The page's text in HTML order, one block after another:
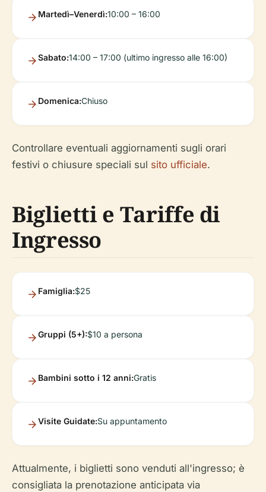
Martedì–Venerdì:10:00 – 16:00
Sabato:14:00 – 17:00 (ultimo ingresso alle 16:00)
Domenica:Chiuso
Controllare eventuali aggiornamenti sugli orari
festivi o chiusure speciali sul sito ufficiale.
Biglietti e Tariffe di
Ingresso
Famiglia:$25
Gruppi (5+):$10 a persona
Bambini sotto i 12 anni:Gratis
Visite Guidate:Su appuntamento
Attualmente, i biglietti sono venduti all'ingresso; è
consigliata la prenotazione anticipata via